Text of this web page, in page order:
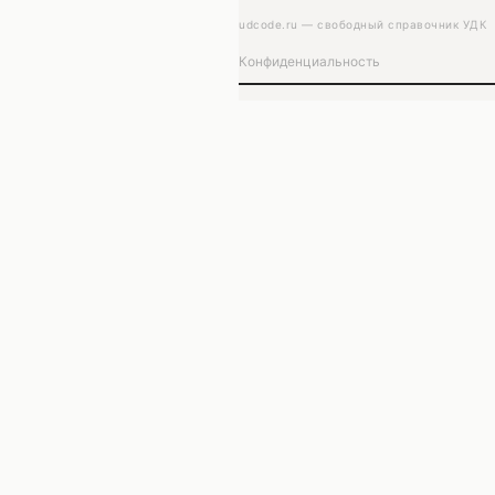
udcode.ru — свободный справочник УДК
Конфиденциальность